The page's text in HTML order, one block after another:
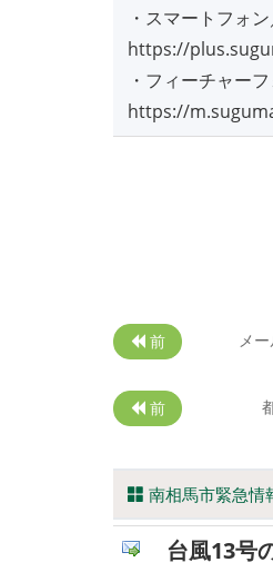
・スマートフォ
https://
・フィーチャー
https://
前 メ
前
南相馬市緊急情
台風13号